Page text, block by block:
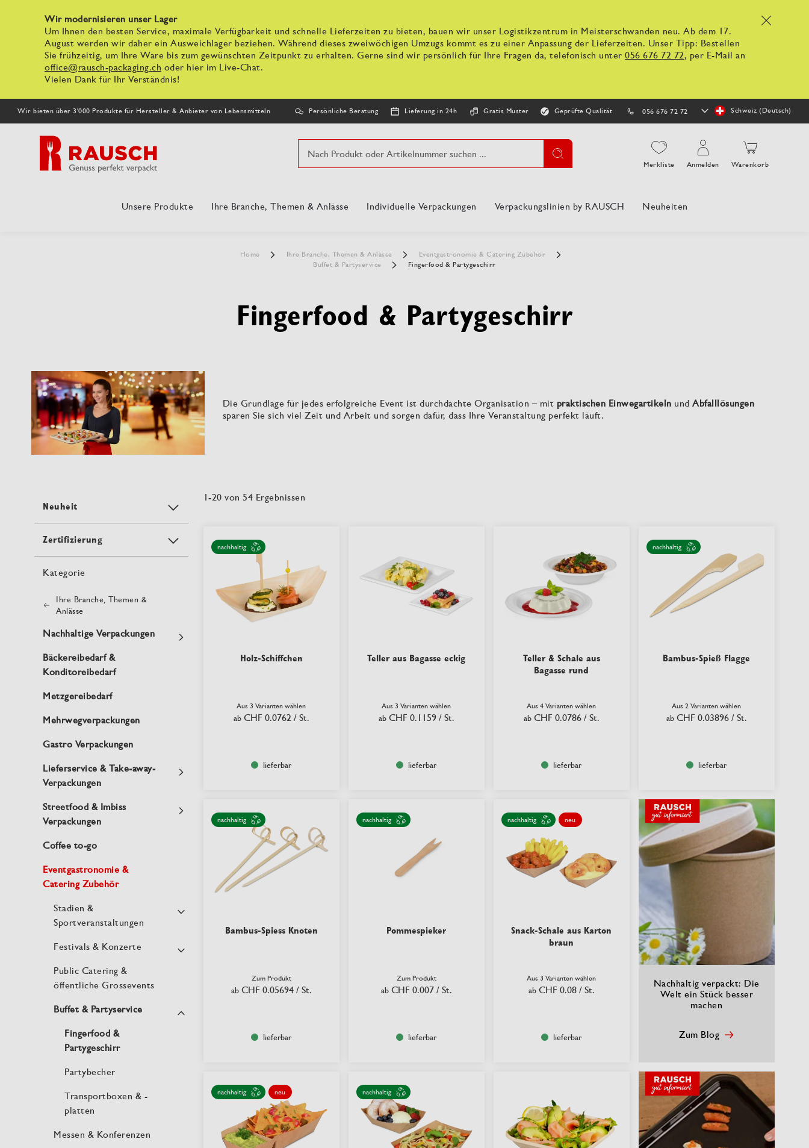
x
Wir modernisieren unser Lager
Um Ihnen den besten Service, maximale Verfügbarkeit und schnelle Lieferzeiten zu bieten, bauen wir unser Logistikzentrum in Meisterschwanden neu. Ab dem 17.
August werden wir daher ein Ausweichlager beziehen. Während dieses zweiwöchigen Umzugs kommt es zu einer Anpassung der Lieferzeiten. Unser Tipp: Bestellen
Sie frühzeitig, um Ihre Ware bis zum gewünschten Zeitpunkt zu erhalten. Gerne sind wir persönlich für Ihre Fragen da, telefonisch unter 056 676 72 72, per E-Mail an
office@rausch-packaging.ch oder hier im Live-Chat.
Vielen Dank für Ihr Verständnis!
Wir bieten über 3'000 Produkte für Hersteller & Anbieter von Lebensmitteln Persönliche Beratung Lieferung in 24h Gratis Muster Geprüfte Qualität 056 676 72 72
Store
auswählen
Schweiz (Deutsch)
Suche
Merkliste Anmelden Warenkorb
Unsere Produkte Ihre Branche, Themen & Anlässe Individuelle Verpackungen Verpackungslinien by RAUSCH Neuheiten
Home Ihre Branche, Themen & Anlässe
Eventgastronomie & Catering Zubehör
Buffet & Partyservice
Fingerfood & Partygeschirr
Fingerfood & Partygeschirr
Die Grundlage für jedes erfolgreiche Event ist durchdachte Organisation – mit praktischen Einwegartikeln und Abfalllösungen
sparen Sie sich viel Zeit und Arbeit und sorgen dafür, dass Ihre Veranstaltung perfekt läuft.
1-20 von54 Ergebnissen
nachhaltig
Holz-Schiffchen
Aus 3 Varianten wählen
ab CHF 0.0762 / St.
lieferbar
Teller aus Bagasse eckig
Aus 3 Varianten wählen
ab CHF 0.1159 / St.
lieferbar
Teller & Schale aus
Bagasse rund
Aus 4 Varianten wählen
ab CHF 0.0786 / St.
lieferbar
nachhaltig
Bambus-Spieß Flagge
Aus 2 Varianten wählen
ab CHF 0.03896 / St.
lieferbar
nachhaltig
Bambus-Spiess Knoten
Zum Produkt
ab CHF 0.05694 / St.
lieferbar
nachhaltig
Pommespieker
Zum Produkt
ab CHF 0.007 / St.
lieferbar
nachhaltig neu
Snack-Schale aus Karton
braun
Aus 3 Varianten wählen
ab CHF 0.08 / St.
lieferbar
Nachhaltig verpackt: Die
Welt ein Stück besser
machen
Zum Blog
nachhaltig neu nachhaltig
Kategorie
Ihre Branche, Themen &
Anlässe
Nachhaltige Verpackungen
Bäckereibedarf &
Konditoreibedarf
Metzgereibedarf
Mehrwegverpackungen
Gastro Verpackungen
Lieferservice & Take-away-
Verpackungen
Streetfood & Imbiss
Verpackungen
Coffee to-go
Eventgastronomie &
Catering Zubehör
Stadien &
Sportveranstaltungen
Festivals & Konzerte
Public Catering &
öffentliche Grossevents
Buffet & Partyservice
Fingerfood &
Partygeschirr
Partybecher
Transportboxen & -
platten
Messen & Konferenzen
Neuheit
Zertifizierung